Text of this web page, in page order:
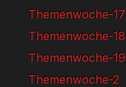
Themenwoche-17
Themenwoche-18
Themenwoche-19
Themenwoche-2